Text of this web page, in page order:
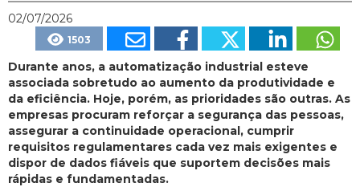
02/07/2026
1503
Durante anos, a automatização industrial esteve
associada sobretudo ao aumento da produtividade e
da eficiência. Hoje, porém, as prioridades são outras. As
empresas procuram reforçar a segurança das pessoas,
assegurar a continuidade operacional, cumprir
requisitos regulamentares cada vez mais exigentes e
dispor de dados fiáveis que suportem decisões mais
rápidas e fundamentadas.